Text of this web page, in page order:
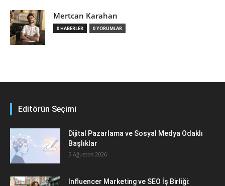
Mertcan Karahan
0 HABERLER 0 YORUMLAR
Editörün Seçimi
Dijital Pazarlama ve Sosyal Medya Odaklı
Başlıklar
5 Ağustos 2026
Influencer Marketing ve SEO İş Birliği: